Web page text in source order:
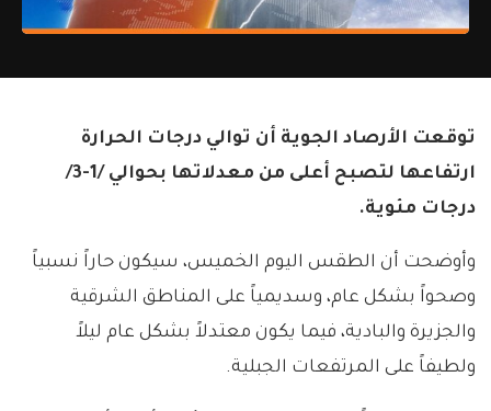
توقعت الأرصاد الجوية أن توالي درجات الحرارة
ارتفاعها لتصبح أعلى من معدلاتها بحوالي /1-3/
درجات مئوية.
وأوضحت أن الطقس اليوم الخميس، سيكون حاراً نسبياً
وصحواً بشكل عام، وسديمياً على المناطق الشرقية
والجزيرة والبادية، فيما يكون معتدلاً بشكل عام ليلاً
ولطيفاً على المرتفعات الجبلية.